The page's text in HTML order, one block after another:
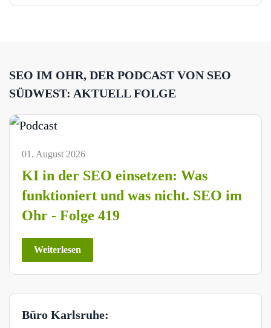
SEO IM OHR, DER PODCAST VON SEO
SÜDWEST: AKTUELL FOLGE
01. August 2026
KI in der SEO einsetzen: Was
funktioniert und was nicht. SEO im
Ohr - Folge 419
Weiterlesen
Büro Karlsruhe: